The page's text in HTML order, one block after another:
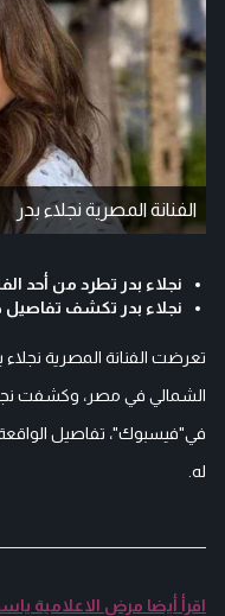
الفنانة المصرية نجلاء بدر
نجلاء بدر تطرد من أحد
نجلاء بدر تكشف تفاصيل
تعرضت الفنانة المصرية
الشمالي في مصر، وكشفت
في"فيسبوك"، تفاصيل
له.
اقرأ أيضا مرض الاعلامية